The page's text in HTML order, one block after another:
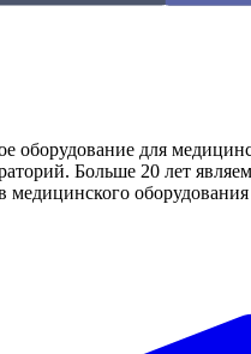
оборудование для
Больше 20 лет
медицинского